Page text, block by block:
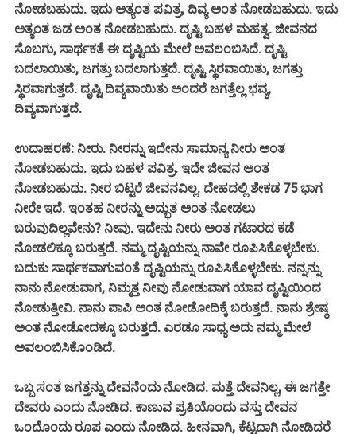
ನೋಡಬಹುದು. ಇದು ಅತ್ಯಂತ ಪವಿತ್ರ, ದಿವ್ಯ ಅಂತ ನೋಡಬಹುದು. ಇದು
ಅತ್ಯಂತ ಜಡ ಅಂತ ನೋಡಬಹುದು. ದೃಷ್ಟಿ ಬಹಳ ಮಹತ್ವ. ಜೀವನದ
ಸೊಬಗು, ಸಾರ್ಥಕತೆ ಈ ದೃಷ್ಟಿಯ ಮೇಲೆ ಅವಲಂಬಿಸಿದೆ. ದೃಷ್ಟಿ
ಬದಲಾಯಿತು, ಜಗತ್ತು ಬದಲಾಗುತ್ತದೆ. ದೃಷ್ಟಿ ಸ್ಥಿರವಾಯಿತು, ಜಗತ್ತು
ಸ್ಥಿರವಾಗುತ್ತದೆ. ದೃಷ್ಟಿ ದಿವ್ಯವಾಯಿತು ಅಂದರೆ ಜಗತ್ತೆಲ್ಲ ಭವ್ಯ,
ದಿವ್ಯವಾಗುತ್ತದೆ.
ಉದಾಹರಣೆ: ನೀರು. ನೀರನ್ನು ಇದೇನು ಸಾಮಾನ್ಯ ನೀರು ಅಂತ
ನೋಡಬಹುದು. ಇದು ಬಹಳ ಪವಿತ್ರ. ಇದೇ ಜೀವನ ಅಂತ
ನೋಡಬಹುದು. ನೀರ ಬಿಟ್ಟರೆ ಜೀವನವಿಲ್ಲ. ದೇಹದಲ್ಲಿ ಶೇಕಡ 75 ಭಾಗ
ನೀರೇ ಇದೆ. ಇಂತಹ ನೀರನ್ನು ಅದ್ಭುತ ಅಂತ ನೋಡಲು
ಬರುವುದಿಲ್ಲವೇನು? ನೀವು. ಇದೇನು ನೀರು ಅಂತ ಗಟಾರದ ಕಡೆ
ನೋಡಲಿಕ್ಕೂ ಬರುತ್ತದೆ. ನಮ್ಮ ದೃಷ್ಟಿಯನ್ನು ನಾವೇ ರೂಪಿಸಿಕೊಳ್ಳಬೇಕು.
ಬದುಕು ಸಾರ್ಥಕವಾಗುವಂತೆ ದೃಷ್ಟಿಯನ್ನು ರೂಪಿಸಿಕೊಳ್ಳಬೇಕು. ನನ್ನನ್ನು
ನಾನು ನೋಡುವಾಗ, ನಿಮ್ಮತ್ತ ನೀವು ನೋಡುವಾಗ ಯಾವ ದೃಷ್ಟಿಯಿಂದ
ನೋಡುತ್ತೀವಿ. ನಾನು ಪಾಪಿ ಅಂತ ನೋಡೋದಿಕ್ಕೆ ಬರುತ್ತದೆ. ನಾನು ಶ್ರೇಷ್ಠ
ಅಂತ ನೋಡೋದಕ್ಕೂ ಬರುತ್ತದೆ. ಎರಡೂ ಸಾಧ್ಯ ಅದು ನಮ್ಮ ಮೇಲೆ
ಅವಲಂಬಿಸಿಕೊಂಡಿದೆ.
ಒಬ್ಬ ಸಂತ ಜಗತ್ತನ್ನು ದೇವನೆಂದು ನೋಡಿದ. ಮತ್ತೆ ದೇವನಿಲ್ಲ, ಈ ಜಗತ್ತೇ
ದೇವರು ಎಂದು ನೋಡಿದ. ಕಾಣುವ ಪ್ರತಿಯೊಂದು ವಸ್ತು ದೇವನ
ಒಂದೊಂದು ರೂಪ ಎಂದು ನೋಡಿದ. ಹೀನವಾಗಿ, ಕೆಟ್ಟದಾಗಿ ನೋಡಿದರೆ